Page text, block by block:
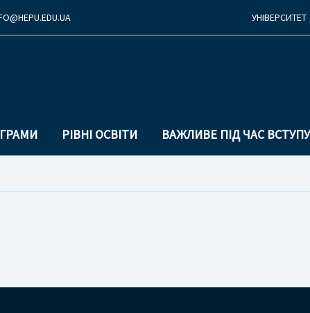
HEPU.EDU.UA УНІВЕРСИТЕТ
РІВНІ ОСВІТИ ВАЖЛИВЕ ПІД ЧАС ВСТУПУ